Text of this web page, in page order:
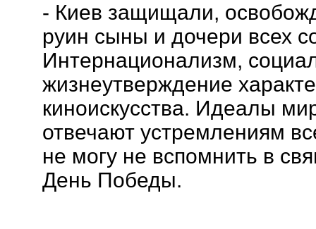
- Киев защищали,
руин сыны и дочери всех
Интернационализм,
жизнеутверждение
киноискусства. Идеалы
отвечают устремлениям
не могу не вспомнить в
День Победы.